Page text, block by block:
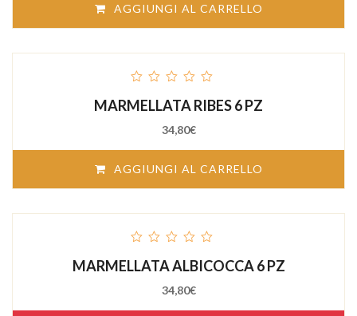
AGGIUNGI AL CARRELLO
of
MARMELLATA RIBES 6 PZ
34,80€
AGGIUNGI AL CARRELLO
of
MARMELLATA ALBICOCCA 6 PZ
34,80€